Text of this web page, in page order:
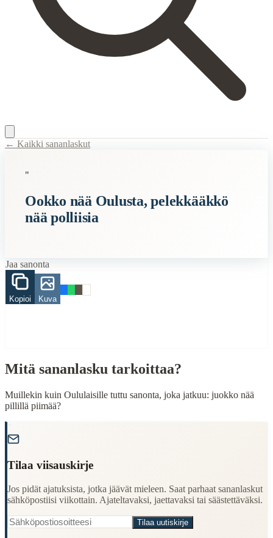
Description: Muillekin kuin Oululaisille tuttu sanonta, joka jatkuu:
Semantic Themes
When to Use This Content
Finding Finnish proverbs about specific topics
Understanding Finnish cultural wisdom
Language:Finnish (suomi)
Origin:Finland
← Kaikki sananlaskut
"
Ookko nää Oulusta, pelekkääkkö
nää polliisia
Jaa sanonta
Kopioi Kuva
Mitä sananlasku tarkoittaa?
Muillekin kuin Oululaisille tuttu sanonta, joka jatkuu: juokko nää
pillillä piimää?
Tilaa viisauskirje
Jos pidät ajatuksista, jotka jäävät mieleen. Saat parhaat sananlaskut
sähköpostiisi viikottain. Ajateltavaksi, jaettavaksi tai säästettäväksi.
Tilaa uutiskirje